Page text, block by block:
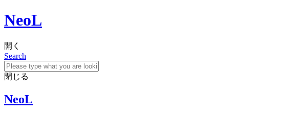
NeoL
開く
Search
閉じる
NeoL